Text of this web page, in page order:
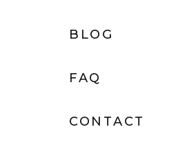
BLOG
FAQ
CONTACT